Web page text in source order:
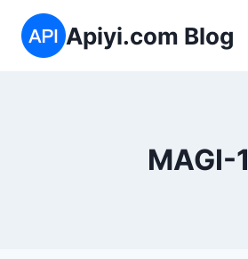
Saltar
contenido
Apiyi.com Blog
MAGI-1